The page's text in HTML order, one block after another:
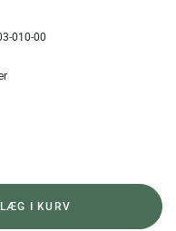
010-00
LÆG I KURV